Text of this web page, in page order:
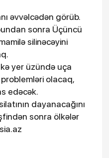
əvvəlcədən görüb.
sonra Üçüncü
silinəcəyini
yer üzündə uça
olacaq,
edəcək.
dayanacağını
sonra ölkələr